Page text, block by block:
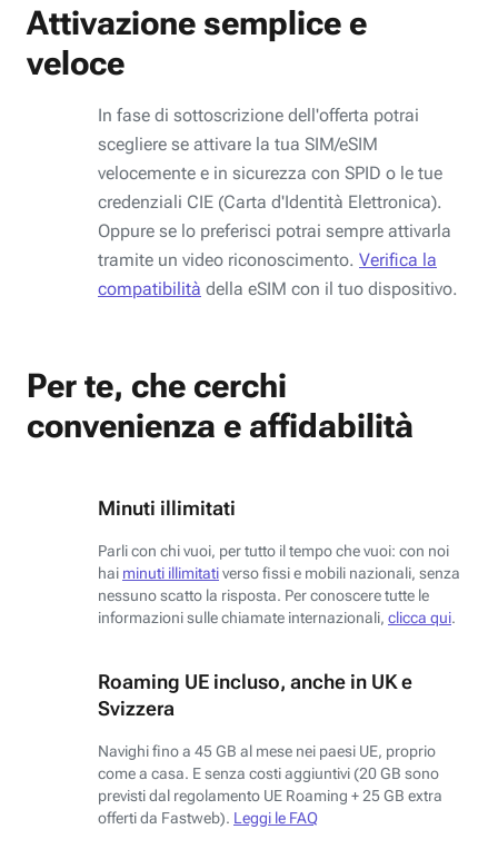
Attivazione semplice e
veloce
In fase di sottoscrizione dell'offerta potrai
scegliere se attivare la tua SIM/eSIM
velocemente e in sicurezza con SPID o le tue
credenziali CIE (Carta d'Identità Elettronica).
Oppure se lo preferisci potrai sempre attivarla
tramite un video riconoscimento. Verifica la
compatibilità della eSIM con il tuo dispositivo.
Per te, che cerchi
convenienza e affidabilità
Minuti illimitati
Parli con chi vuoi, per tutto il tempo che vuoi: con noi
hai minuti illimitativerso fissi e mobili nazionali, senza
nessuno scatto la risposta. Per conoscere tutte le
informazioni sulle chiamate internazionali, clicca qui.
Roaming UE incluso, anche in UK e
Svizzera
Navighi fino a 45 GB al mese nei paesi UE, proprio
come a casa. E senza costi aggiuntivi (20 GB sono
previsti dal regolamento UE Roaming + 25 GB extra
offerti da Fastweb). Leggi le FAQ